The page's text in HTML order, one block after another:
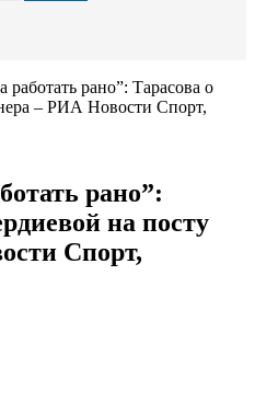
работать рано”: Тарасова о
– РИА Новости Спорт,
рано”:
на посту
Спорт,